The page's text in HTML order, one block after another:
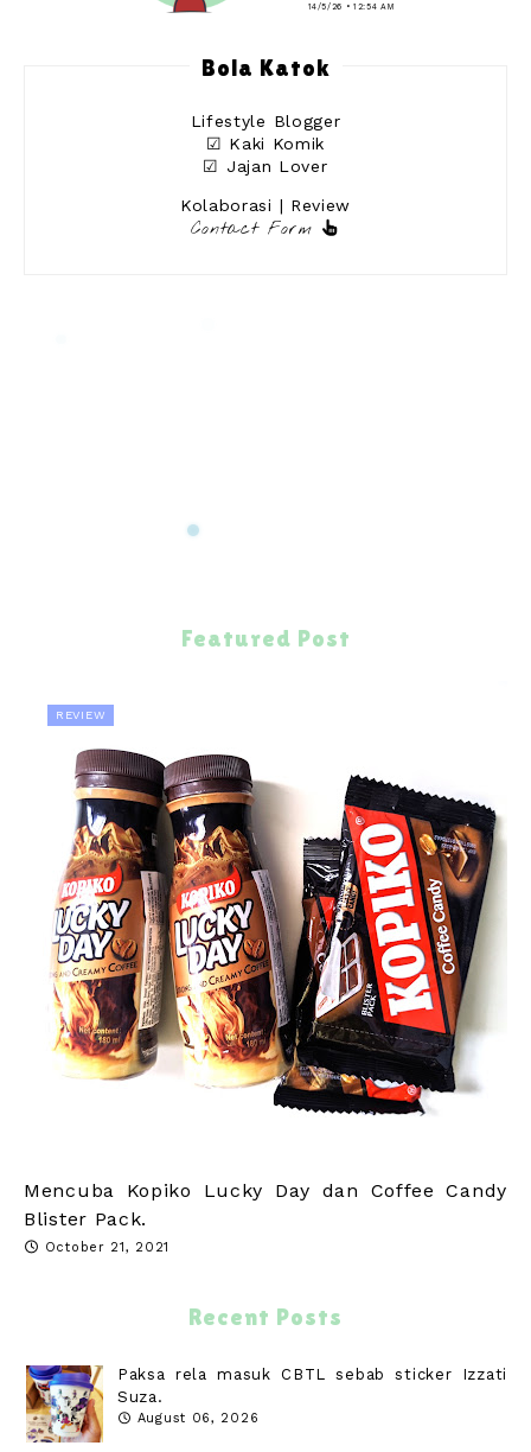
14/5/26 • 12:54 AM
Bola Katok
Lifestyle Blogger
☑ Kaki Komik
☑ Jajan Lover
Kolaborasi | Review
Contact Form
Featured Post
REVIEW
Mencuba Kopiko Lucky Day dan Coffee Candy
Blister Pack.
October 21, 2021
Recent Posts
Paksa rela masuk CBTL sebab sticker Izzati
Suza.
August 06, 2026